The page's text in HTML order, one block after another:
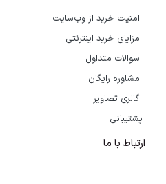
امنیت خرید از وب‌سایت
مزایای خرید اینترنتی
سوالات متداول
مشاوره رایگان
گالری تصاویر
پشتیبانی
ارتباط با ما